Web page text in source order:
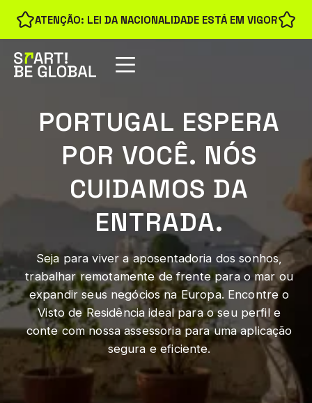
ATENÇÃO: LEI DA NACIONALIDADE ESTÁ EM VIGOR
PORTUGAL ESPERA
POR VOCÊ. NÓS
CUIDAMOS DA
ENTRADA.
Seja para viver a aposentadoria dos sonhos,
trabalhar remotamente de frente para o mar ou
expandir seus negócios na Europa. Encontre o
Visto de Residência ideal para o seu perfil e
conte com nossa assessoria para uma aplicação
segura e eficiente.